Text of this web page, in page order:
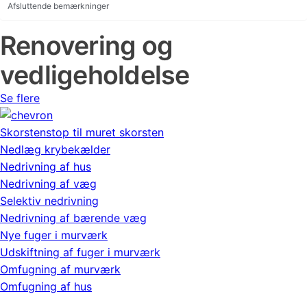
Afsluttende bemærkninger
Renovering og
vedligeholdelse
Se flere
Skorstenstop til muret skorsten
Nedlæg krybekælder
Nedrivning af hus
Nedrivning af væg
Selektiv nedrivning
Nedrivning af bærende væg
Nye fuger i murværk
Udskiftning af fuger i murværk
Omfugning af murværk
Omfugning af hus